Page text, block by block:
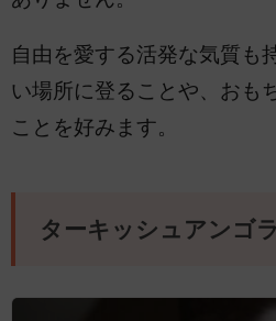
自由を愛する活発な気質も
い場所に登ることや、おも
ことを好みます。
ターキッシュアンゴ